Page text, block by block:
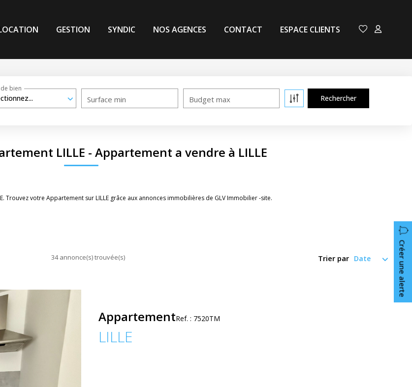
GESTION SYNDIC NOS AGENCES CONTACT ESPACE CLIENTS
bien
Surface min Budget max
LILLE - Appartement a vendre à LILLE
votre Appartement sur LILLE grâce aux annonces immobilières de GLV Immobilier -site.
Créer une alerte
34 annonce(s) trouvée(s) Trier par
AppartementRef. : 7520TM
LILLE